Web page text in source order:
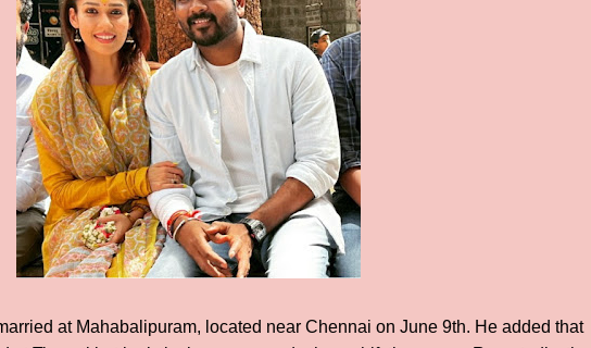
at Mahabalipuram, located near Chennai on June 9th. He added that